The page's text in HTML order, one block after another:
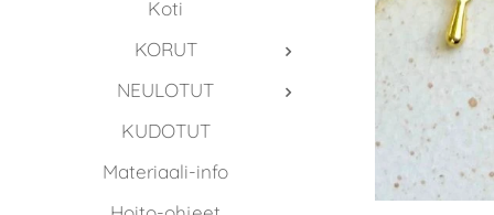
Koti
KORUT
NEULOTUT
KUDOTUT
Materiaali-info